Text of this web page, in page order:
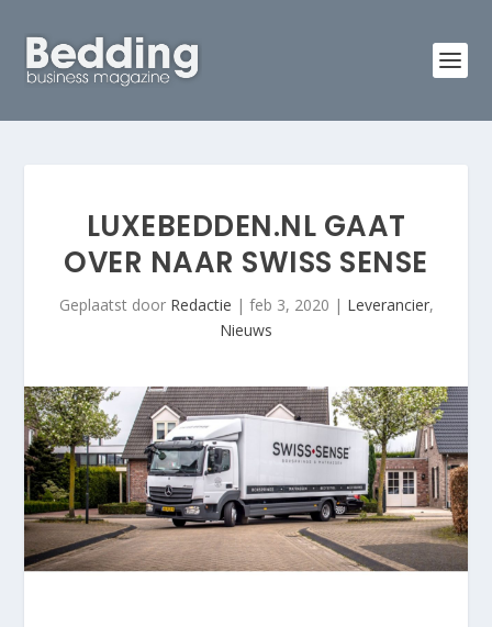
LUXEBEDDEN.NL GAAT
OVER NAAR SWISS SENSE
Geplaatst door Redactie | feb 3, 2020 | Leverancier,
Nieuws